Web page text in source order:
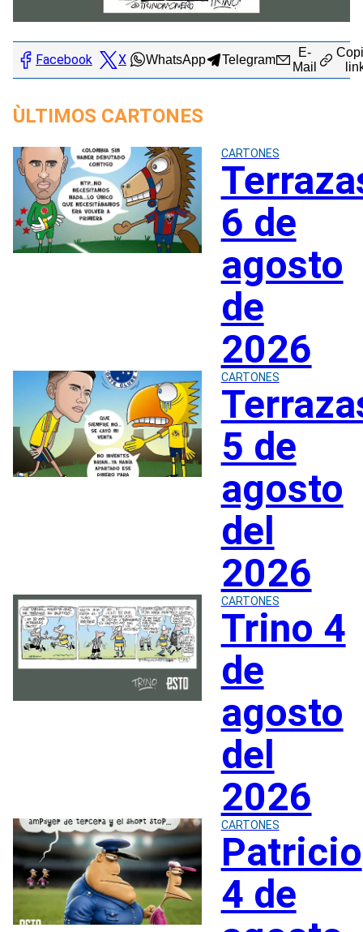
Facebook X WhatsApp Telegram
E-
Mail
ÙLTIMOS CARTONES
CARTONES
6 de
agosto
de
2026
CARTONES
5 de
agosto
del
2026
CARTONES
Trino 4
de
agosto
del
2026
CARTONES
Patricio
4 de